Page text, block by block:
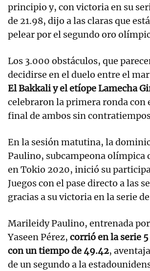
principio y, con victoria en su
de 21.98, dijo a las claras que
pelear por el segundo oro
Los 3.000 obstáculos, que
decidirse en el duelo entre el
El Bakkali y el etíope Lamecha
celebraron la primera ronda con
final de ambos sin
En la sesión matutina, la
Paulino, subcampeona olímpica
en Tokio 2020, inició su
Juegos con el pase directo a las
gracias a su victoria en la serie
Marileidy Paulino, entrenada
Yaseen Pérez, corrió en la serie
con un tiempo de 49.42,
de un segundo a la